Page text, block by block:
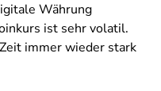
Währung
ist sehr volatil.
immer wieder stark